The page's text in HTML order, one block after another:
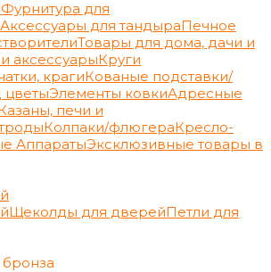
Фурнитура для
Аксессуары для тандыраПечное
Товары для дома, дачи и
аксессуарыКруги
крагиКованые подставки/
цветыЭлементы ковкиАдресные
печи и
Колпаки/флюгераКресло-
АппаратыЭксклюзивные товары в
Щеколды для дверейПетли для
бронза